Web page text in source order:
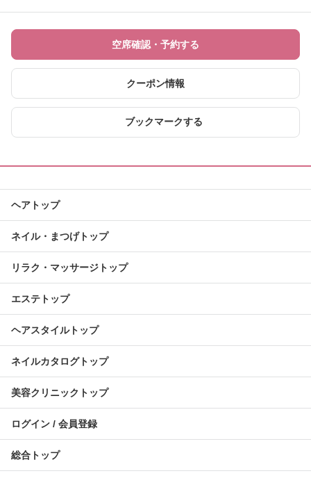
空席確認・予約する
クーポン情報
ブックマークする
ヘアトップ
ネイル・まつげトップ
リラク・マッサージトップ
エステトップ
ヘアスタイルトップ
ネイルカタログトップ
美容クリニックトップ
ログイン / 会員登録
総合トップ